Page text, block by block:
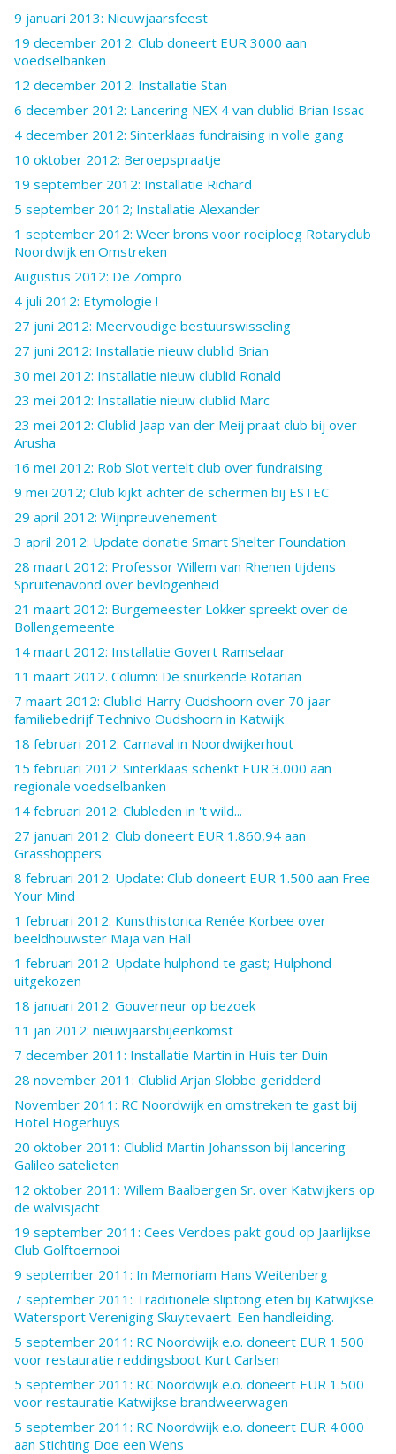
9 januari 2013: Nieuwjaarsfeest
19 december 2012: Club doneert EUR 3000 aan
voedselbanken
12 december 2012: Installatie Stan
6 december 2012: Lancering NEX 4 van clublid Brian Issac
4 december 2012: Sinterklaas fundraising in volle gang
10 oktober 2012: Beroepspraatje
19 september 2012: Installatie Richard
5 september 2012; Installatie Alexander
1 september 2012: Weer brons voor roeiploeg Rotaryclub
Noordwijk en Omstreken
Augustus 2012: De Zompro
4 juli 2012: Etymologie !
27 juni 2012: Meervoudige bestuurswisseling
27 juni 2012: Installatie nieuw clublid Brian
30 mei 2012: Installatie nieuw clublid Ronald
23 mei 2012: Installatie nieuw clublid Marc
23 mei 2012: Clublid Jaap van der Meij praat club bij over
Arusha
16 mei 2012: Rob Slot vertelt club over fundraising
9 mei 2012; Club kijkt achter de schermen bij ESTEC
29 april 2012: Wijnpreuvenement
3 april 2012: Update donatie Smart Shelter Foundation
28 maart 2012: Professor Willem van Rhenen tijdens
Spruitenavond over bevlogenheid
21 maart 2012: Burgemeester Lokker spreekt over de
Bollengemeente
14 maart 2012: Installatie Govert Ramselaar
11 maart 2012. Column: De snurkende Rotarian
7 maart 2012: Clublid Harry Oudshoorn over 70 jaar
familiebedrijf Technivo Oudshoorn in Katwijk
18 februari 2012: Carnaval in Noordwijkerhout
15 februari 2012: Sinterklaas schenkt EUR 3.000 aan
regionale voedselbanken
14 februari 2012: Clubleden in 't wild...
27 januari 2012: Club doneert EUR 1.860,94 aan
Grasshoppers
8 februari 2012: Update: Club doneert EUR 1.500 aan Free
Your Mind
1 februari 2012: Kunsthistorica Renée Korbee over
beeldhouwster Maja van Hall
1 februari 2012: Update hulphond te gast; Hulphond
uitgekozen
18 januari 2012: Gouverneur op bezoek
11 jan 2012: nieuwjaarsbijeenkomst
7 december 2011: Installatie Martin in Huis ter Duin
28 november 2011: Clublid Arjan Slobbe geridderd
November 2011: RC Noordwijk en omstreken te gast bij
Hotel Hogerhuys
20 oktober 2011: Clublid Martin Johansson bij lancering
Galileo satelieten
12 oktober 2011: Willem Baalbergen Sr. over Katwijkers op
de walvisjacht
19 september 2011: Cees Verdoes pakt goud op Jaarlijkse
Club Golftoernooi
9 september 2011: In Memoriam Hans Weitenberg
7 september 2011: Traditionele sliptong eten bij Katwijkse
Watersport Vereniging Skuytevaert. Een handleiding.
5 september 2011: RC Noordwijk e.o. doneert EUR 1.500
voor restauratie reddingsboot Kurt Carlsen
5 september 2011: RC Noordwijk e.o. doneert EUR 1.500
voor restauratie Katwijkse brandweerwagen
5 september 2011: RC Noordwijk e.o. doneert EUR 4.000
aan Stichting Doe een Wens